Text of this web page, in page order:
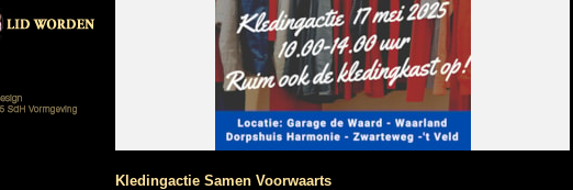
Kledingactie Samen Voorwaarts